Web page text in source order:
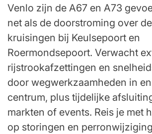
Venlo zijn de A67 en A73
net als de doorstroming over
kruisingen bij Keulsepoort en
Roermondsepoort. Verwacht
rijstrookafzettingen en
door wegwerkzaamheden in
centrum, plus tijdelijke
markten of events. Reis je met
op storingen en